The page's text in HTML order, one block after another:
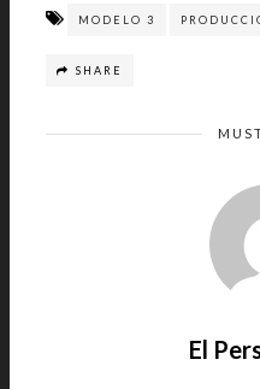
MODELO 3
SHARE
El